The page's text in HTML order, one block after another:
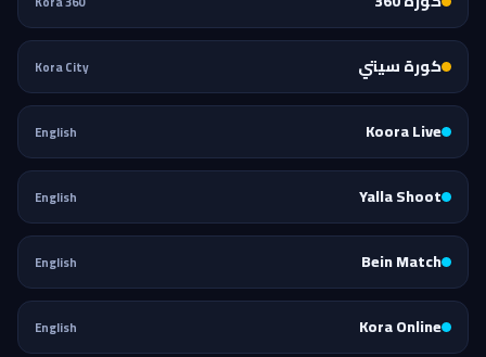
كورة سيتي Kora City
Koora Live
English
Yalla Shoot
English
Bein Match
English
Kora Online
English